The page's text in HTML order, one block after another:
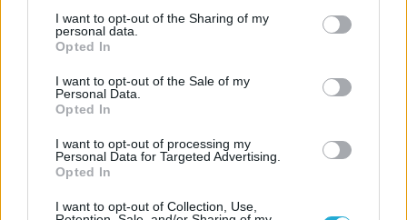
not limited to your visit or usage behaviour. You may click to
grant or deny consent to Google and its third-party tags to
use your data for below specified purposes in below Google
consent section.
I want to opt-out of the Sharing of my
personal data.
Opted In
I want to opt-out of the Sale of my
Personal Data.
Opted In
I want to opt-out of processing my
Personal Data for Targeted Advertising.
Opted In
I want to opt-out of Collection, Use,
Στο πένθος βύθισε το ελληνικό βόλεϊ ο θάνατος του
θρυλικού Ηρακλή Δωριάδη, ο οποίος έφυγε από τη ζωή
σήμερα σε ηλικία 72 ετών. Συλλυπητήρια ανακοίνωση...